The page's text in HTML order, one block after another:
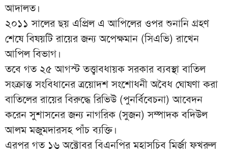
আদালত।
২০১১ সালের ছয় এপ্রিল এ আপিলের ওপর শুনানি গ্রহণ
শেষে বিষয়টি রায়ের জন্য অপেক্ষমান (সিএভি) রাখেন
আপিল বিভাগ।
তবে গত ২৫ আগস্ট তত্ত্বাবধায়ক সরকার ব্যবস্থা বাতিল
সংক্রান্ত সংবিধানের ত্রয়োদশ সংশোধনী অবৈধ ঘোষণা করা
বাতিলের রায়ের বিরুদ্ধে রিভিউ (পুনর্বিবেচনা) আবেদন
করেন সুশাসনের জন্য নাগরিক (সুজন) সম্পাদক বদিউল
আলম মজুমদারসহ পাঁচ ব্যক্তি।
এরপর গত ১৬ অক্টোবর বিএনপির মহাসচিব মির্জা ফখরুল